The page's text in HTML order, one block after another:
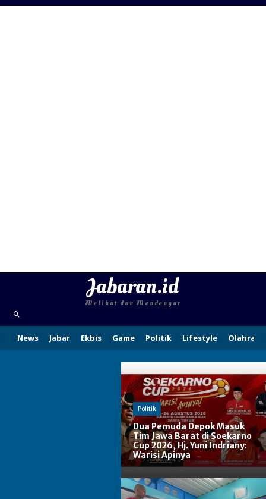
Jabaran.id
Melihat dan Mendengar
News Jabar Ekbis Game Politik Lifestyle Olahraga
Politik
Dua Pemuda Depok Masuk
Tim Jawa Barat di Soekarno
Cup 2026, Hj. Yuni Indriany:
Warisi Apinya